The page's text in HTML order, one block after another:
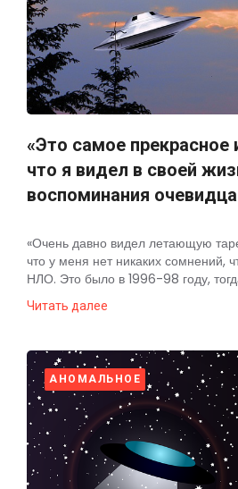
«Это самое прекрасное
что я видел в своей
воспоминания
«Очень давно видел летающую
что у меня нет никаких сомнений,
НЛО. Это было в 1996-98 году,
Читать далее
АНОМАЛЬНОЕ